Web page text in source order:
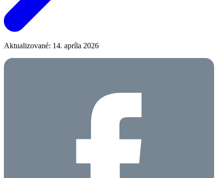
Aktualizované: 14. apríla 2026